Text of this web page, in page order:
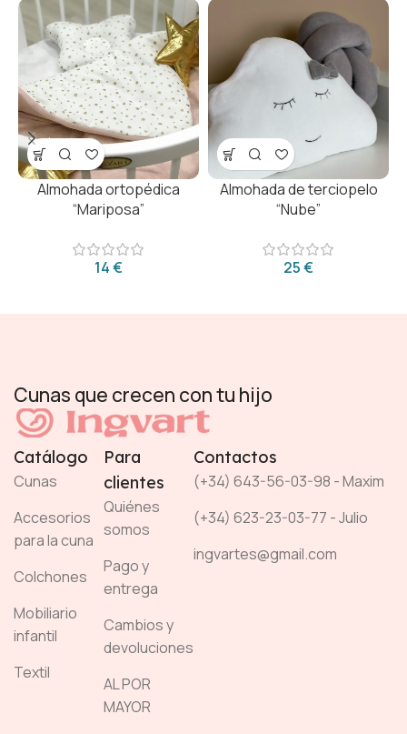
Almohada ortopédica
“Mariposa”
€
Almohada de terciopelo
“Nube”
€
Cunas que crecen con tu hijo
Catálogo
Cunas
Accesorios
para la cuna
Colchones
Mobiliario
infantil
Textil
Para
clientes
Quiénes
somos
Pago y
entrega
Cambios y
devoluciones
AL POR
MAYOR
Contactos
(+34) 643-56-03-98 - Maxim
(+34) 623-23-03-77 - Julio
ingvartes@gmail.com